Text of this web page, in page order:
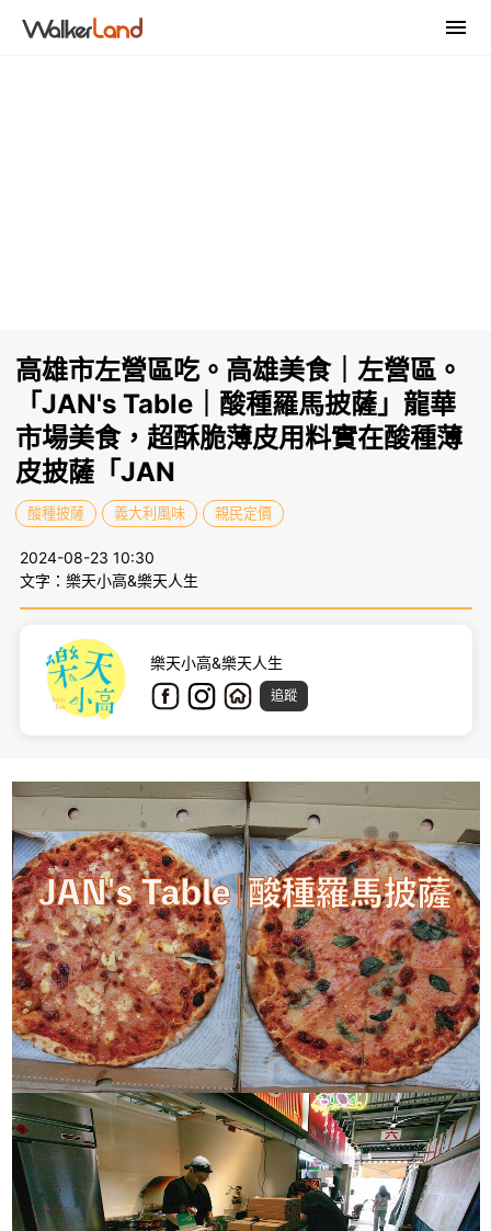
高雄市左營區吃。高雄美食｜左營區。
「JAN's Table｜酸種羅馬披薩」龍華
市場美食，超酥脆薄皮用料實在酸種薄
皮披薩「JAN
酸種披薩 義大利風味 親民定價
2024-08-23 10:30
文字：樂天小高&樂天人生
樂天小高&樂天人生
追蹤